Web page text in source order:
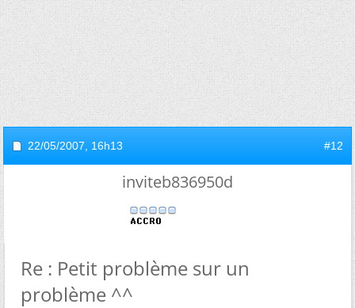
22/05/2007, 16h13 #12
inviteb836950d
Re : Petit problème sur un
problème ^^